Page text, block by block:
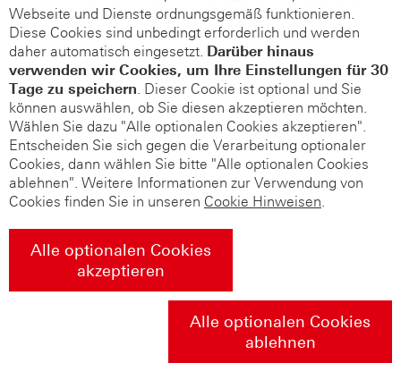
Webseite und Dienste ordnungsgemäß funktionieren.
Diese Cookies sind unbedingt erforderlich und werden
daher automatisch eingesetzt. Darüber hinaus
verwenden wir Cookies, um Ihre Einstellungen für 30
Tage zu speichern. Dieser Cookie ist optional und Sie
können auswählen, ob Sie diesen akzeptieren möchten.
Wählen Sie dazu "Alle optionalen Cookies akzeptieren".
Entscheiden Sie sich gegen die Verarbeitung optionaler
Cookies, dann wählen Sie bitte "Alle optionalen Cookies
ablehnen". Weitere Informationen zur Verwendung von
Cookies finden Sie in unseren Cookie Hinweisen.
Alle optionalen Cookies
akzeptieren
Alle optionalen Cookies
ablehnen